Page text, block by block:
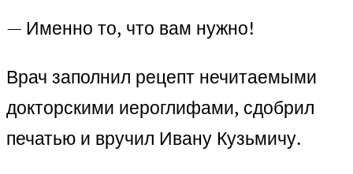
— Именно то, что вам нужно!
Врач заполнил рецепт нечитаемыми
докторскими иероглифами, сдобрил
печатью и вручил Ивану Кузьмичу.